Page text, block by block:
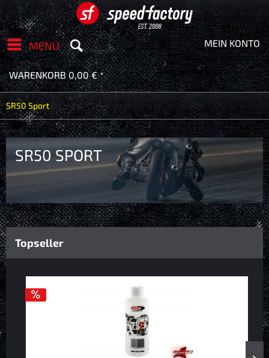
MENÜ MEIN KONTO
WARENKORB0,00 € *
SR50 Sport
SR50 SPORT
Topseller